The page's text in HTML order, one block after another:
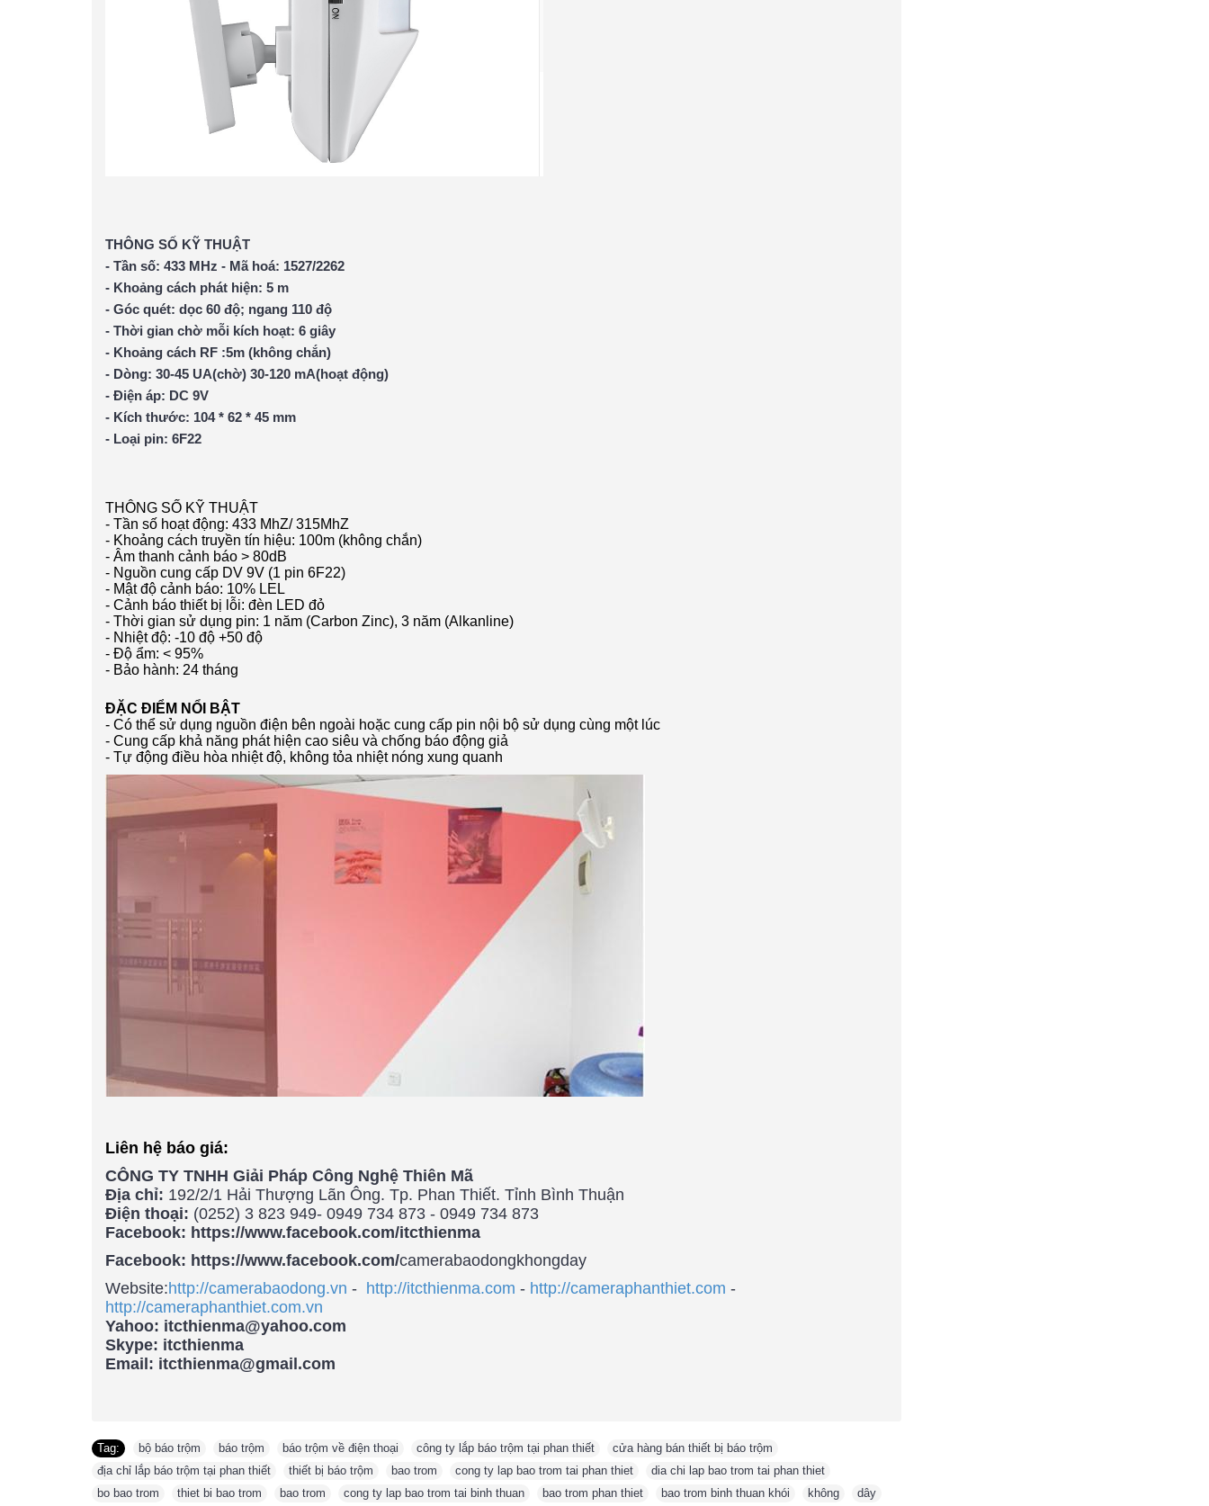
THÔNG SỐ KỸ THUẬT
- Tần số: 433 MHz - Mã hoá: 1527/2262
- Khoảng cách phát hiện: 5 m
- Góc quét: dọc 60 độ; ngang 110 độ
- Thời gian chờ mỗi kích hoạt: 6 giây
- Khoảng cách RF :5m (không chắn)
- Dòng: 30-45 UA(chờ) 30-120 mA(hoạt động)
- Điện áp: DC 9V
- Kích thước: 104 * 62 * 45 mm
- Loại pin: 6F22
THÔNG SỐ KỸ THUẬT
- Tần số hoạt động: 433 MhZ/ 315MhZ
- Khoảng cách truyền tín hiệu: 100m (không chắn)
- Âm thanh cảnh báo > 80dB
- Nguồn cung cấp DV 9V (1 pin 6F22)
- Mật độ cảnh báo: 10% LEL
- Cảnh báo thiết bị lỗi: đèn LED đỏ
- Thời gian sử dụng pin: 1 năm (Carbon Zinc), 3 năm (Alkanline)
- Nhiệt độ: -10 độ +50 độ
- Độ ẩm: < 95%
- Bảo hành: 24 tháng
ĐẶC ĐIỂM NỔI BẬT
- Có thể sử dụng nguồn điện bên ngoài hoặc cung cấp pin nội bộ sử dụng cùng một lúc
- Cung cấp khả năng phát hiện cao siêu và chống báo động giả
- Tự động điều hòa nhiệt độ, không tỏa nhiệt nóng xung quanh
Liên hệ báo giá:
CÔNG TY TNHH Giải Pháp Công Nghệ Thiên Mã
Địa chỉ: 192/2/1 Hải Thượng Lãn Ông. Tp. Phan Thiết. Tỉnh Bình Thuận
Điện thoại: (0252) 3 823 949- 0949 734 873 - 0949 734 873
Facebook: https://www.facebook.com/itcthienma
Facebook: https://www.facebook.com/camerabaodongkhongday
Website:http://camerabaodong.vn - http://itcthienma.com - http://cameraphanthiet.com -
http://cameraphanthiet.com.vn
Yahoo: itcthienma@yahoo.com
Skype: itcthienma
Email: itcthienma@gmail.com
Tag: bộ báo trộm báo trộm báo trộm về điện thoại công ty lắp báo trộm tại phan thiết cửa hàng bán thiết bị báo trộm
địa chỉ lắp báo trộm tại phan thiết
thiết bị báo trộm bao trom cong ty lap bao trom tai phan thiet dia chi lap bao trom tai phan thiet
bo bao trom
thiet bi bao trom bao trom cong ty lap bao trom tai binh thuan bao trom phan thiet bao trom binh thuan khói không dây